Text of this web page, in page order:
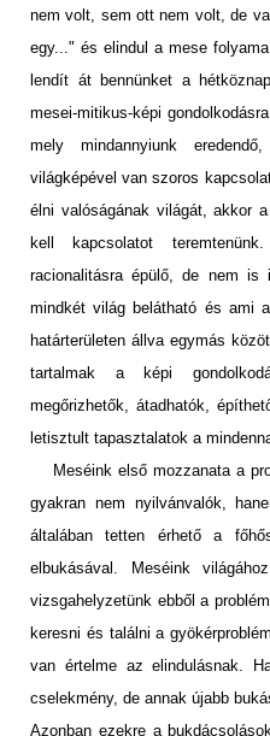
nem volt, sem ott nem volt, de
egy..." és elindul a mese
lendít át bennünket a
mesei-mitikus-képi
mely mindannyiunk
világképével van szoros
élni valóságának világát, akkor
kell kapcsolatot
racionalitásra épülő, de nem is
mindkét világ belátható és ami
határterületen állva egymás
tartalmak a képi
megőrizhetők, átadhatók,
letisztult tapasztalatok a
Meséink első mozzanata a
gyakran nem nyilvánvalók,
általában tetten érhető a
elbukásával. Meséink
vizsgahelyzetünk ebből a
keresni és találni a
van értelme az elindulásnak.
cselekmény, de annak újabb
Azonban ezekre a